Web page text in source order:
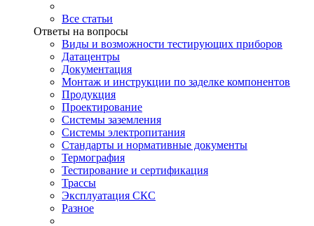
Все статьи
Ответы на вопросы
Виды и возможности тестирующих приборов
Датацентры
Документация
Монтаж и инструкции по заделке компонентов
Продукция
Проектирование
Системы заземления
Системы электропитания
Стандарты и нормативные документы
Термография
Тестирование и сертификация
Трассы
Эксплуатация СКС
Разное